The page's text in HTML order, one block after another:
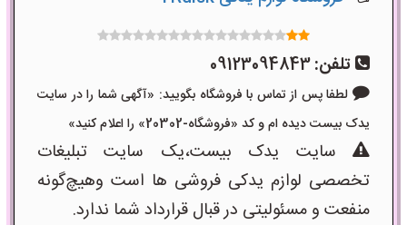
تلفن:09123094843
لطفا پس از تماس با فروشگاه بگویید: «آگهی شما را در سایت
یدک بیست دیده ام و کد «فروشگاه-20302» را اعلام کنید»
سایت یدک بیست،یک سایت تبلیغات
تخصصی لوازم یدکی فروشی ها است وهیچ‌گونه
منفعت و مسئولیتی در قبال قرارداد شما ندارد.